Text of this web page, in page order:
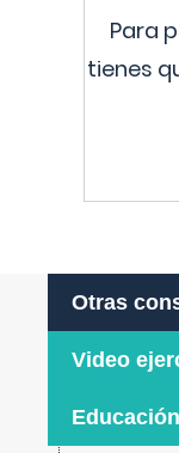
Para
tienes
Otras
Video